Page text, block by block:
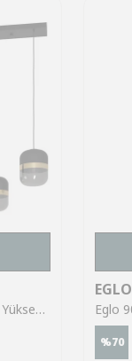
Eglo 39921 "SINSIGA" 150 Cm Yüksekliğinde Çelik Siyah Sarkıt Avize
EGLO
%70